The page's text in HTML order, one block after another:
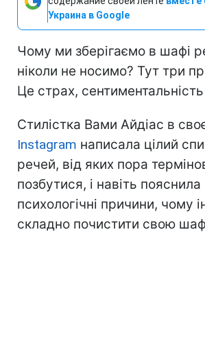
Украина в Google
Чому ми зберігаємо в шафі
ніколи не носимо? Тут три
Це страх, сентиментальність
Стилістка Вами Айдіас в
Instagram написала цілий
речей, від яких пора
позбутися, і навіть пояснила
психологічні причини, чому
складно почистити свою